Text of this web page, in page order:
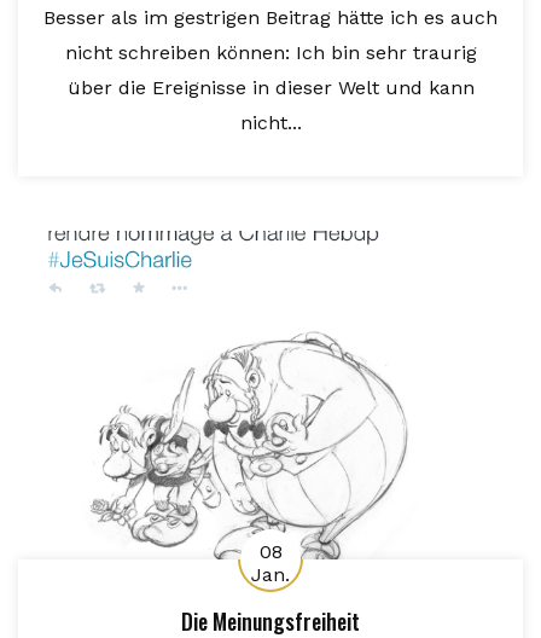
Besser als im gestrigen Beitrag hätte ich es auch
nicht schreiben können: Ich bin sehr traurig
über die Ereignisse in dieser Welt und kann
nicht...
08
Jan.
Die Meinungsfreiheit